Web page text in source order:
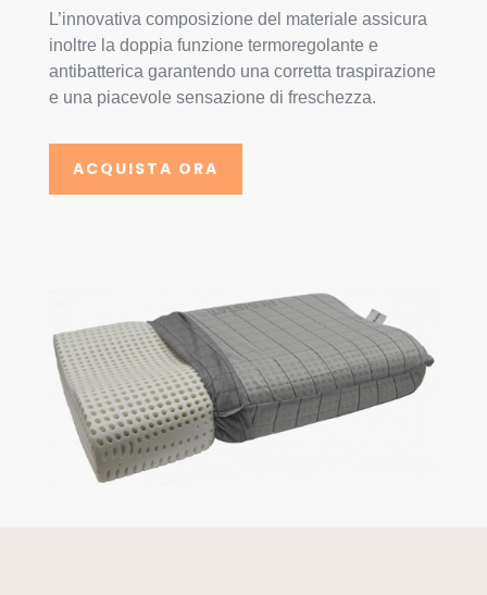
L’innovativa composizione del materiale assicura
inoltre la doppia funzione termoregolante e
antibatterica garantendo una corretta traspirazione
e una piacevole sensazione di freschezza.
ACQUISTA ORA